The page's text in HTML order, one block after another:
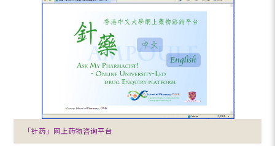
「针药」网上药物咨询平台